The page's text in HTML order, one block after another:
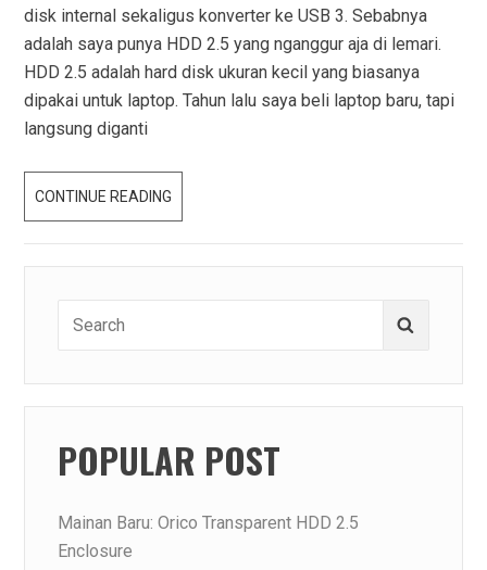
disk internal sekaligus konverter ke USB 3. Sebabnya
adalah saya punya HDD 2.5 yang nganggur aja di lemari.
HDD 2.5 adalah hard disk ukuran kecil yang biasanya
dipakai untuk laptop. Tahun lalu saya beli laptop baru, tapi
langsung diganti
CONTINUE READING
BARU:
POPULAR POST
Mainan Baru: Orico Transparent HDD 2.5
Enclosure